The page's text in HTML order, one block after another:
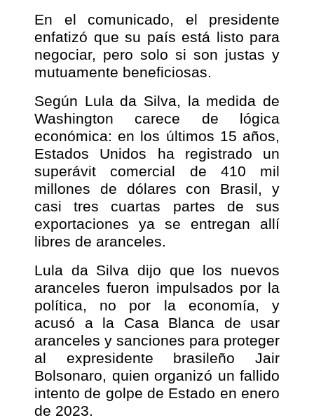
En el comunicado, el presidente
enfatizó que su país está listo para
negociar, pero solo si son justas y
mutuamente beneficiosas.
Según Lula da Silva, la medida de
Washington carece de lógica
económica: en los últimos 15 años,
Estados Unidos ha registrado un
superávit comercial de 410 mil
millones de dólares con Brasil, y
casi tres cuartas partes de sus
exportaciones ya se entregan allí
libres de aranceles.
Lula da Silva dijo que los nuevos
aranceles fueron impulsados ​​por la
política, no por la economía, y
acusó a la Casa Blanca de usar
aranceles y sanciones para proteger
al expresidente brasileño Jair
Bolsonaro, quien organizó un fallido
intento de golpe de Estado en enero
de 2023.